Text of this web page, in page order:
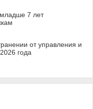
7 лет
от управления и
года